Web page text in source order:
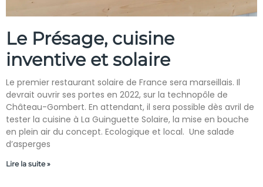
Le Présage, cuisine
inventive et solaire
Le premier restaurant solaire de France sera marseillais. Il
devrait ouvrir ses portes en 2022, sur la technopôle de
Château-Gombert. En attendant, il sera possible dès avril de
tester la cuisine à La Guinguette Solaire, la mise en bouche
en plein air du concept. Ecologique et local. Une salade
d’asperges
Lire la suite »